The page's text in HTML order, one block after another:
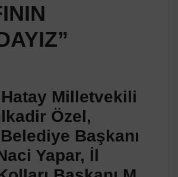
Milletvekili
Özel,
Başkanı
Yapar, İl